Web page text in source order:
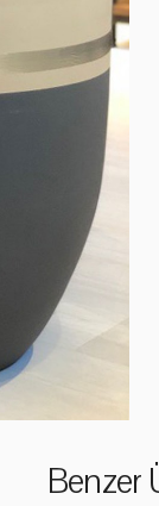
Benzer